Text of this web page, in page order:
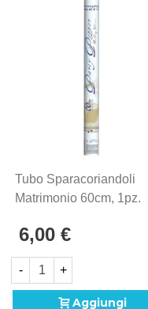
Tubo Sparacoriandoli
Matrimonio 60cm, 1pz.
6,00 €
- +
Aggiungi